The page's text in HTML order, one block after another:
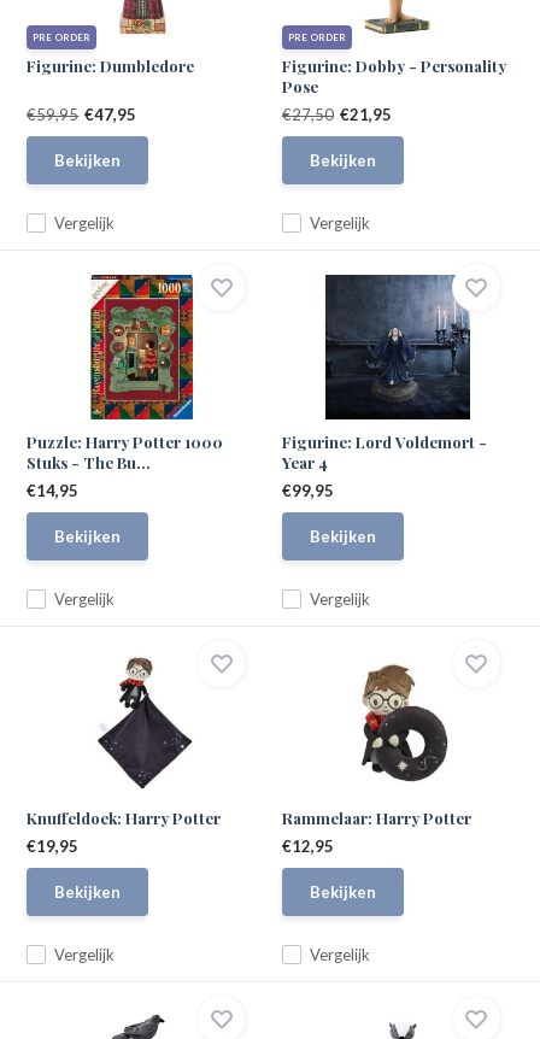
PRE ORDER
Figurine: Dumbledore
Vergelijk
€59,95 €47,95
Bekijken
PRE ORDER
Figurine: Dobby - Personality
Pose
Vergelijk
€27,50 €21,95
Bekijken
Puzzle: Harry Potter 1000
Stuks - The Bu...
Vergelijk
€14,95
Bekijken
Figurine: Lord Voldemort -
Year 4
Vergelijk
€99,95
Bekijken
Knuffeldoek: Harry Potter
Vergelijk
€19,95
Bekijken
Rammelaar: Harry Potter
Vergelijk
€12,95
Bekijken